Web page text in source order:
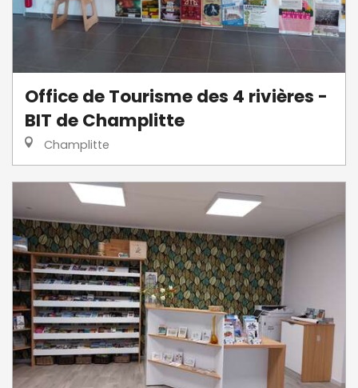
Office de Tourisme des 4 rivières -
BIT de Champlitte
Champlitte